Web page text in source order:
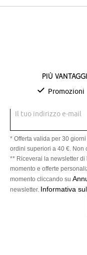
Più
Promozioni
Il tuo indirizzo e-mail
* Offerta valida per 30
ordini superiori a 40 €. Non
** Riceverai la newsletter di
momento e offerte
momento cliccando su
newsletter. Informativa